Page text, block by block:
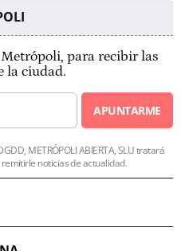
para recibir las
la ciudad.
APUNTARME
METRÓPOLI ABIERTA, SLU tratará
noticias de actualidad.